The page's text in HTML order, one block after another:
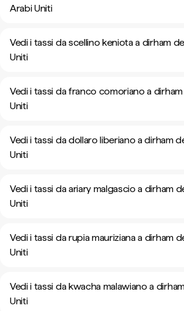
Arabi Uniti
Vedi i tassi da scellino keniota a dirham
Uniti
Vedi i tassi da franco comoriano a
Uniti
Vedi i tassi da dollaro liberiano a dirham
Uniti
Vedi i tassi da ariary malgascio a dirham
Uniti
Vedi i tassi da rupia mauriziana a dirham
Uniti
Vedi i tassi da kwacha malawiano a
Uniti